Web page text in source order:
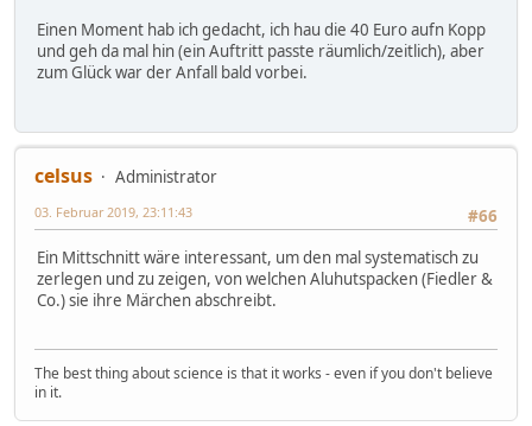
Einen Moment hab ich gedacht, ich hau die 40 Euro aufn Kopp
und geh da mal hin (ein Auftritt passte räumlich/zeitlich), aber
zum Glück war der Anfall bald vorbei.
celsus
Administrator
#66
03. Februar 2019, 23:11:43
Ein Mittschnitt wäre interessant, um den mal systematisch zu
zerlegen und zu zeigen, von welchen Aluhutspacken (Fiedler &
Co.) sie ihre Märchen abschreibt.
The best thing about science is that it works - even if you don't believe
in it.